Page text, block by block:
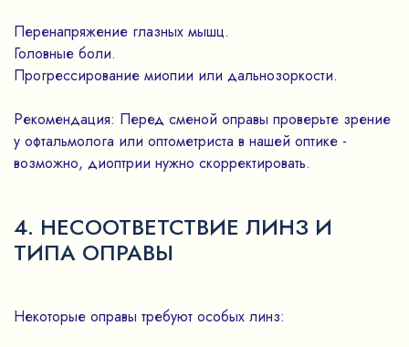
Перенапряжение глазных мышц.
Головные боли.
Прогрессирование миопии или дальнозоркости.
Рекомендация: Перед сменой оправы проверьте зрение
у офтальмолога или оптометриста в нашей оптике -
возможно, диоптрии нужно скорректировать.
4. НЕСООТВЕТСТВИЕ ЛИНЗ И
ТИПА ОПРАВЫ
Некоторые оправы требуют особых линз: